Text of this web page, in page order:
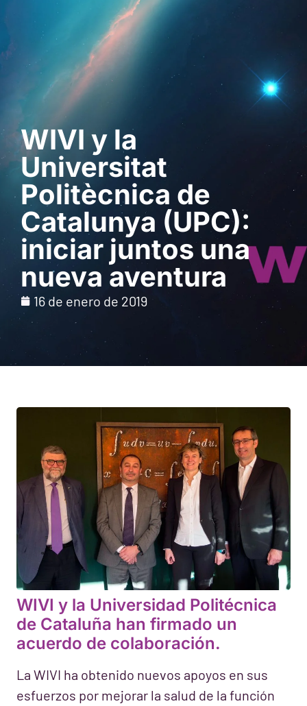
WIVI y la
Universitat
Politècnica de
Catalunya (UPC):
iniciar juntos una
nueva aventura
16 de enero de 2019
WIVI y la Universidad Politécnica
de Cataluña han firmado un
acuerdo de colaboración.
La WIVI ha obtenido nuevos apoyos en sus
esfuerzos por mejorar la salud de la función